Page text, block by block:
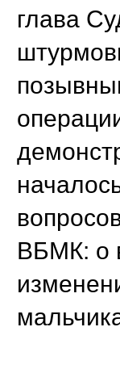
глава
ВБМК: о